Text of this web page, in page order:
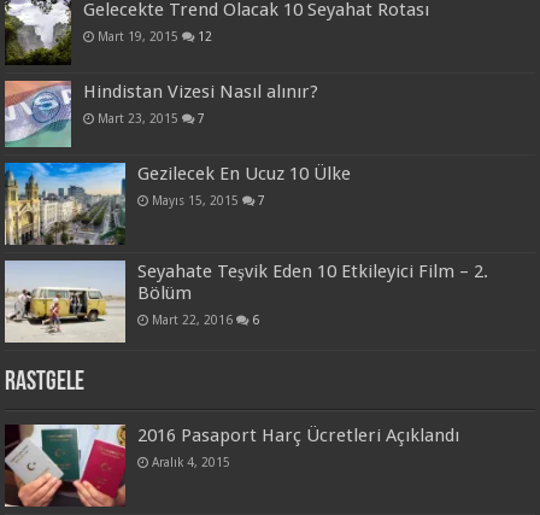
Gelecekte Trend Olacak 10 Seyahat Rotası
Mart 19, 2015 12
Hindistan Vizesi Nasıl alınır?
Mart 23, 2015 7
Gezilecek En Ucuz 10 Ülke
Mayıs 15, 2015 7
Seyahate Teşvik Eden 10 Etkileyici Film – 2.
Bölüm
Mart 22, 2016 6
Rastgele
2016 Pasaport Harç Ücretleri Açıklandı
Aralık 4, 2015